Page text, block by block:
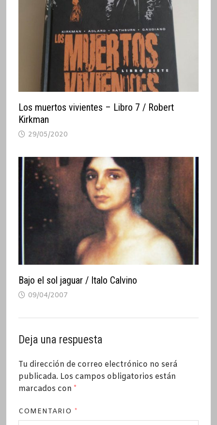
Los muertos vivientes – Libro 7 / Robert
Kirkman
29/05/2020
Bajo el sol jaguar / Italo Calvino
09/04/2007
Deja una respuesta
Tu dirección de correo electrónico no será
publicada. Los campos obligatorios están
marcados con *
COMENTARIO *